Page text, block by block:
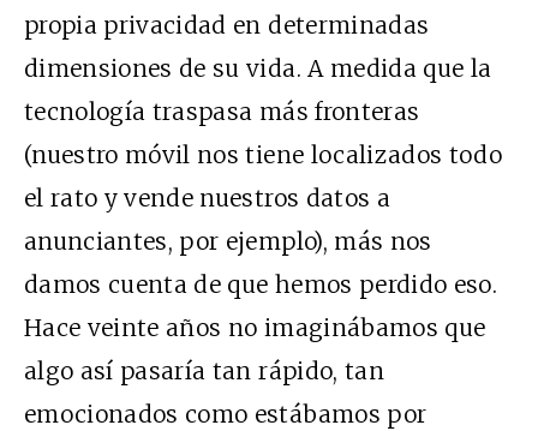
propia privacidad en determinadas
dimensiones de su vida. A medida que la
tecnología traspasa más fronteras
(nuestro móvil nos tiene localizados todo
el rato y vende nuestros datos a
anunciantes, por ejemplo), más nos
damos cuenta de que hemos perdido eso.
Hace veinte años no imaginábamos que
algo así pasaría tan rápido, tan
emocionados como estábamos por